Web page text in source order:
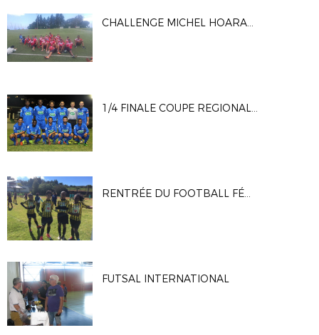
CHALLENGE MICHEL HOARAU U11 U13 DU CLUB AS GUILLAUME
1/4 FINALE COUPE REGIONALE DE FRANCE
RENTRÉE DU FOOTBALL FÉMININ 10 SEPTEMBRE 2017
FUTSAL INTERNATIONAL